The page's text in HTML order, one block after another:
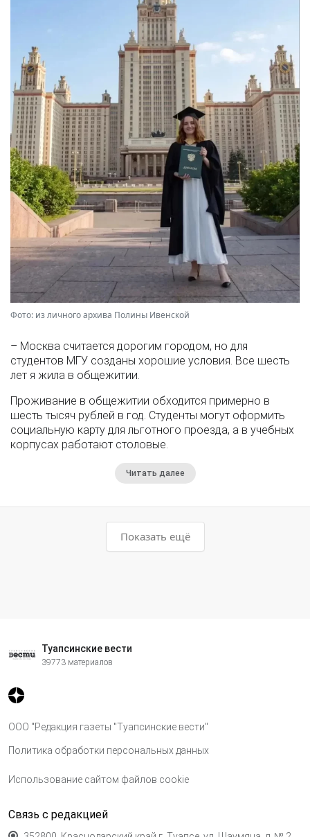
Фото: из личного архива Полины Ивенской
– Москва считается дорогим городом, но для
студентов МГУ созданы хорошие условия. Все шесть
лет я жила в общежитии.
Проживание в общежитии обходится примерно в
шесть тысяч рублей в год. Студенты могут оформить
социальную карту для льготного проезда, а в учебных
корпусах работают столовые.
Читать далее
Показать ещё
Туапсинские вести
39773 материалов
ООО "Редакция газеты "Туапсинские вести"
Политика обработки персональных данных
Использование сайтом файлов cookie
Связь с редакцией